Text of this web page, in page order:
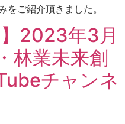
をご紹介頂きました。
】2023年3月
林業未来創
チャンネ